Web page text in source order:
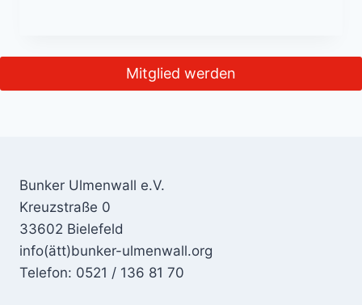
Mitglied werden
Bunker Ulmenwall e.V.
Kreuzstraße 0
33602 Bielefeld
info(ätt)bunker-ulmenwall.org
Telefon: 0521 / 136 81 70